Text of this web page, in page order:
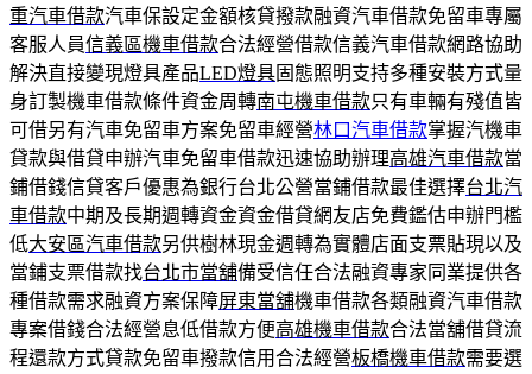
重汽車借款汽車保設定金額核貸撥款融資汽車借款免留車專屬
客服人員信義區機車借款合法經營借款信義汽車借款網路協助
解決直接變現燈具產品LED燈具固態照明支持多種安裝方式量
身訂製機車借款條件資金周轉南屯機車借款只有車輛有殘值皆
可借另有汽車免留車方案免留車經營林口汽車借款掌握汽機車
貸款與借貸申辦汽車免留車借款迅速協助辦理高雄汽車借款當
鋪借錢信貸客戶優惠為銀行台北公營當鋪借款最佳選擇台北汽
車借款中期及長期週轉資金資金借貸網友店免費鑑估申辦門檻
低大安區汽車借款另供樹林現金週轉為實體店面支票貼現以及
當鋪支票借款找台北市當舖備受信任合法融資專家同業提供各
種借款需求融資方案保障屏東當舖機車借款各類融資汽車借款
專案借錢合法經營息低借款方便高雄機車借款合法當舖借貸流
程還款方式貸款免留車撥款信用合法經營板橋機車借款需要選